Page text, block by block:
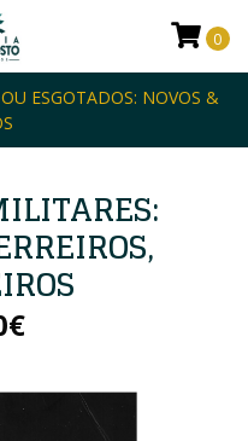
ESGOTADOS: NOVOS &
0